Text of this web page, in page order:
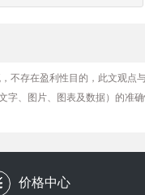
不存在盈利性目的，此文观
字、图片、图表及数据）的准
价格中心